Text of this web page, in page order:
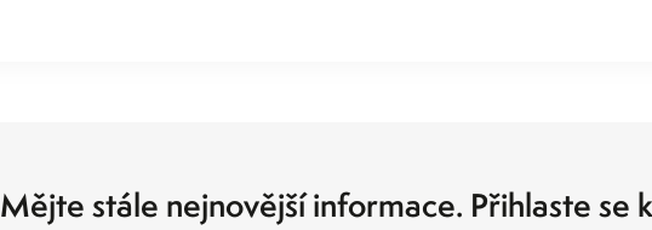
Mějte stále nejnovější informace. Přihlaste se